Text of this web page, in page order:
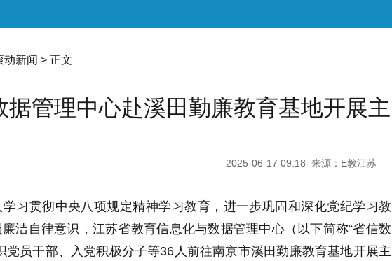
动新闻 > 正文
管理中心赴溪田勤廉教育基地开展主
2025-06-17 09:18 来源：E教江苏
习贯彻中央八项规定精神学习教育，进一步巩固和深化党纪学习教
洁自律意识，江苏省教育信息化与数据管理中心（以下简称“省信数
党员干部、入党积极分子等36人前往南京市溪田勤廉教育基地开展主